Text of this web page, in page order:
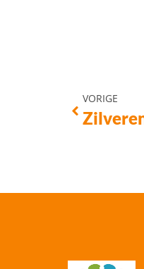
VORIGE